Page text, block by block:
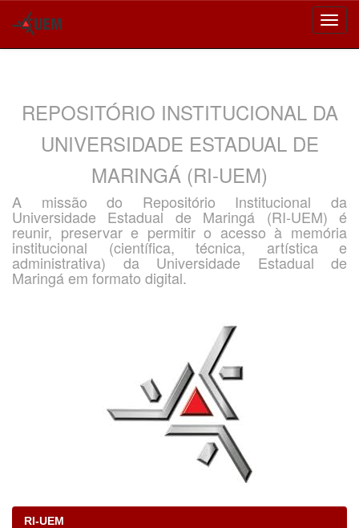
REPOSITÓRIO INSTITUCIONAL DA
UNIVERSIDADE ESTADUAL DE
MARINGÁ (RI-UEM)
A missão do Repositório Institucional da
Universidade Estadual de Maringá (RI-UEM) é
reunir, preservar e permitir o acesso à memória
institucional (científica, técnica, artística e
administrativa) da Universidade Estadual de
Maringá em formato digital.
RI-UEM